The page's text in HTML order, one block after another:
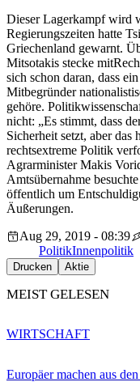
Dieser Lagerkampf wird
Regierungszeiten hatte
Griechenland gewarnt.
Mitsotakis stecke
sich schon daran, dass
Mitbegründer
gehöre.
nicht: „Es stimmt, dass
Sicherheit setzt, aber das
rechtsextreme Politik
Agrarminister Makis
Amtsübernahme
öffentlich um
Äußerungen.
Aug 29, 2019 - 08:39
PolitikInnenpolitik
Drucken Aktie
MEIST GELESEN
Europäer machen aus
WIRTSCHAFT